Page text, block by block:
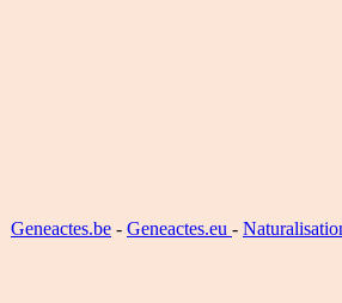
Geneactes.be - Geneactes.eu -